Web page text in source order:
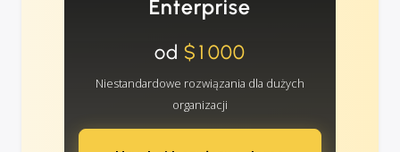
Enterprise
od $1000
Niestandardowe rozwiązania dla dużych
organizacji